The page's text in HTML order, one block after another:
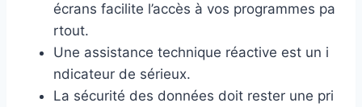
écrans facilite l’accès à vos programmes pa
rtout.
Une assistance technique réactive est un i
ndicateur de sérieux.
La sécurité des données doit rester une pri